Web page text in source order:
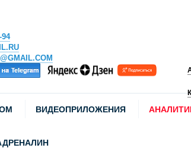
94
ВИДЕОПРИЛОЖЕНИЯ